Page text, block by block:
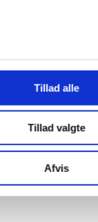
Tillad alle
Tillad valgte
Afvis
Ja
Almindelig
Nej
Ja
Ikke Oplyst